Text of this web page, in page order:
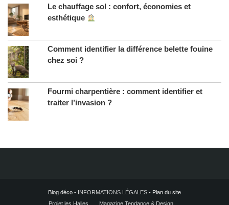
Le chauffage sol : confort, économies et
esthétique
Comment identifier la différence belette fouine
chez soi ?
Fourmi charpentière : comment identifier et
traiter l’invasion ?
Blog déco - INFORMATIONS LÉGALES - Plan du site
Projet les Halles
Magazine Tendance & Design